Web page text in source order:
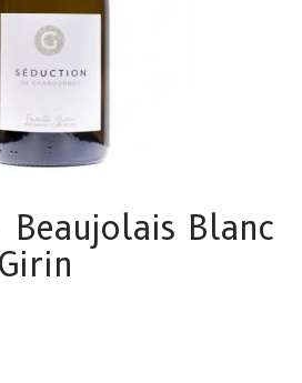
Blanc